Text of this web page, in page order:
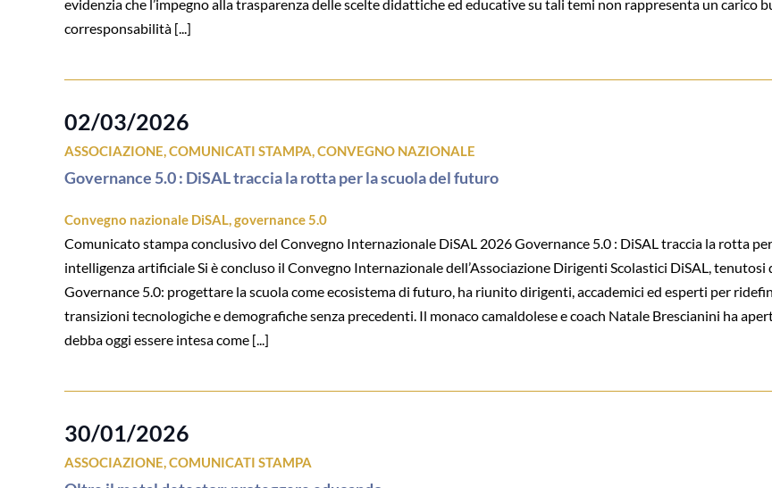
evidenzia che l’impegno alla trasparenza delle scelte didattiche ed educative su tali temi non rappresenta un carico
corresponsabilità [...]
02/03/2026
ASSOCIAZIONE,COMUNICATI STAMPA,CONVEGNO NAZIONALE
Governance 5.0 : DiSAL traccia la rotta per la scuola del futuro
Convegno nazionale DiSAL,governance 5.0
Comunicato stampa conclusivo del Convegno Internazionale DiSAL 2026 Governance 5.0 : DiSAL traccia la rotta
intelligenza artificiale Si è concluso il Convegno Internazionale dell’Associazione Dirigenti Scolastici DiSAL,
Governance 5.0: progettare la scuola come ecosistema di futuro, ha riunito dirigenti, accademici ed esperti per
transizioni tecnologiche e demografiche senza precedenti. Il monaco camaldolese e coach Natale Brescianini ha
debba oggi essere intesa come [...]
30/01/2026
ASSOCIAZIONE,COMUNICATI STAMPA